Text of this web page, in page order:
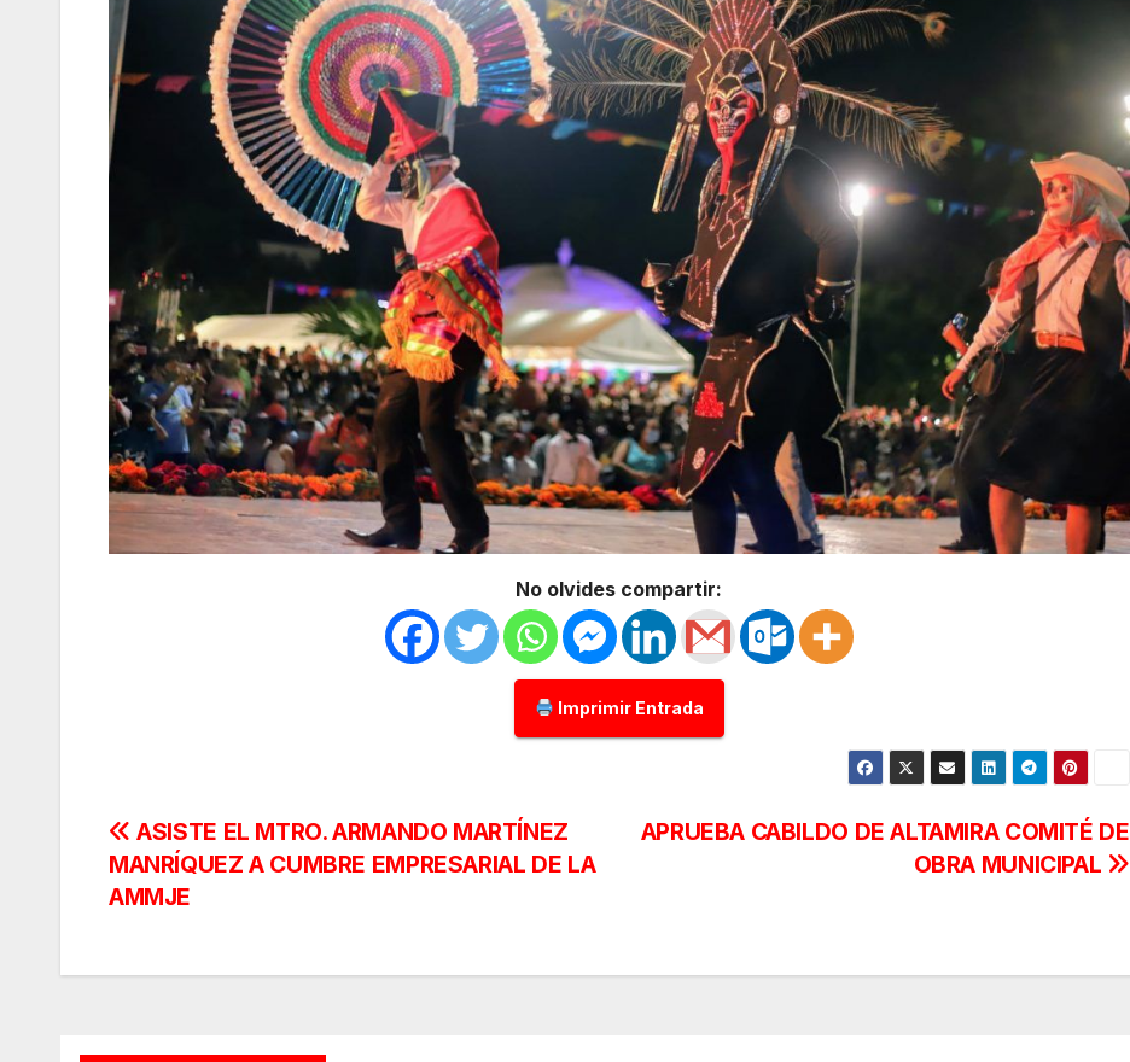
No olvides compartir:
Imprimir Entrada
Navegación
de
APRUEBA CABILDO DE ALTAMIRA COMITÉ DE
OBRA MUNICIPAL
ASISTE EL MTRO. ARMANDO MARTÍNEZ
MANRÍQUEZ A CUMBRE EMPRESARIAL DE LA
AMMJE